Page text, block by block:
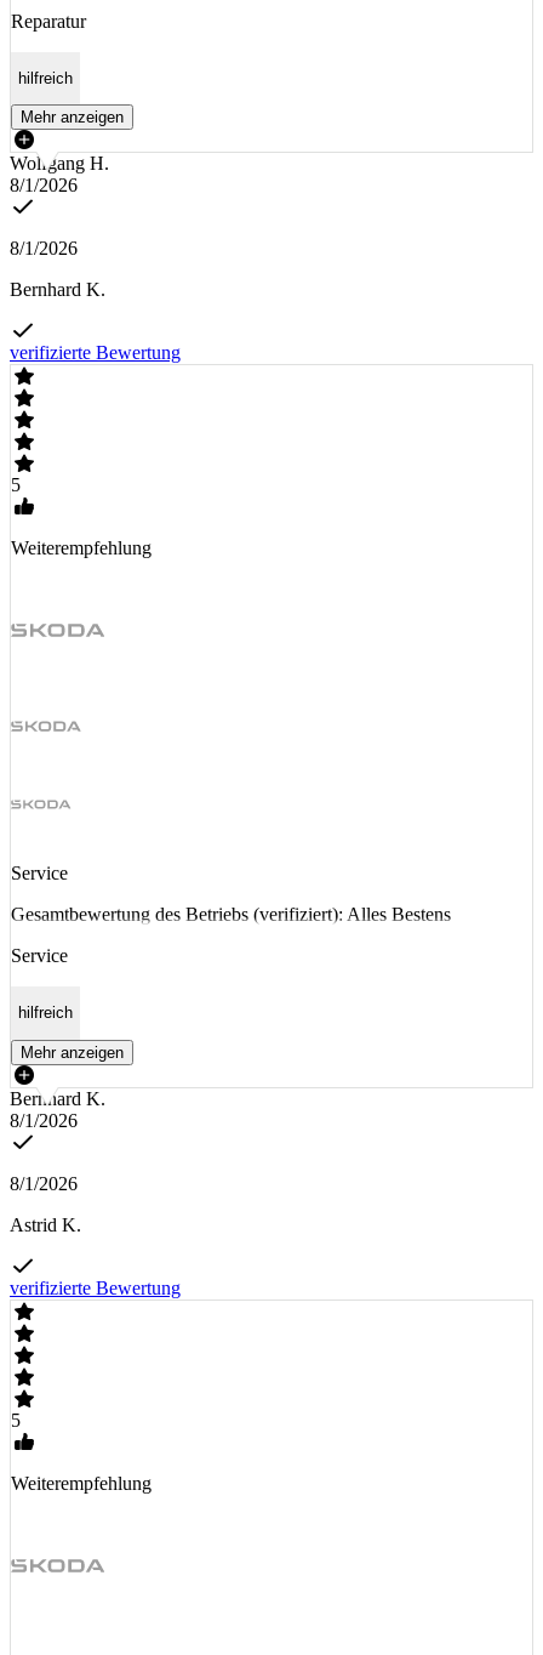
Reparatur
hilfreich
Mehr anzeigen
Wolfgang H.
8/1/2026
8/1/2026
Bernhard K.
verifizierte Bewertung
5
Weiterempfehlung
Service
Gesamtbewertung des Betriebs (verifiziert): Alles Bestens
Service
hilfreich
Mehr anzeigen
Bernhard K.
8/1/2026
8/1/2026
Astrid K.
verifizierte Bewertung
5
Weiterempfehlung